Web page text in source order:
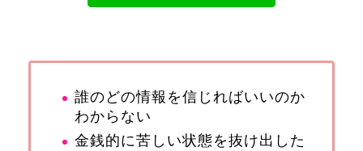
誰のどの情報を信じればいいのか
わからない
金銭的に苦しい状態を抜け出した